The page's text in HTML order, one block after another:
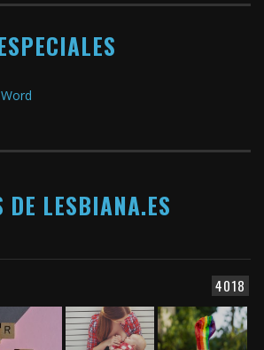
DE LESBIANA.ES
4018